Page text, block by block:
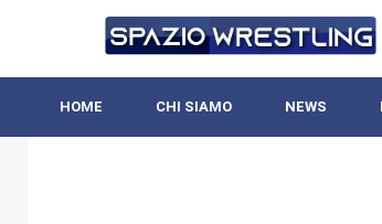
HOME CHI SIAMO NEWS